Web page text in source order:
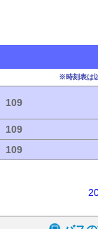
※時刻表は
109
109
109